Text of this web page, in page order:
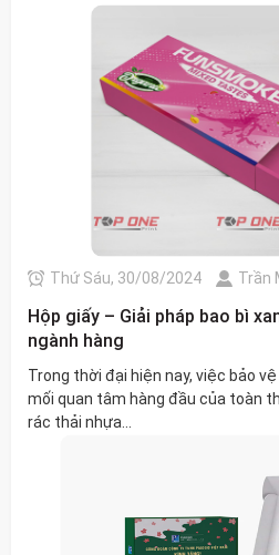
Thứ Sáu, 30/08/2024 Trần
Hộp giấy – Giải pháp bao bì
ngành hàng
Trong thời đại hiện nay, việc bảo
mối quan tâm hàng đầu của toàn
rác thải nhựa...